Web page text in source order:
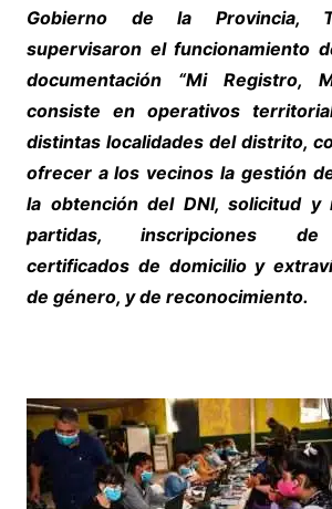
Gobierno de la Provincia,
supervisaron el funcionamiento
documentación “Mi Registro,
consiste en operativos
distintas localidades del distrito,
ofrecer a los vecinos la gestión
la obtención del DNI, solicitud y
partidas, inscripciones de
certificados de domicilio y
de género, y de reconocimiento.